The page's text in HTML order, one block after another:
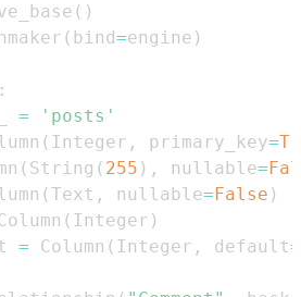
( )
( bind=engine )
:
=
'posts'
( Integer , primary_key=
( String ( 255 ) , nullable=
(Text , nullable= False )
( Integer )
= Column ( Integer , default=